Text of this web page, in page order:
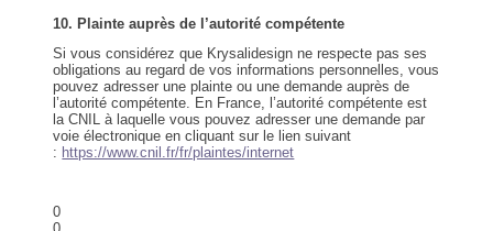
10. Plainte auprès de l’autorité compétente
Si vous considérez que Krysalidesign ne respecte pas ses
obligations au regard de vos informations personnelles, vous
pouvez adresser une plainte ou une demande auprès de
l’autorité compétente. En France, l’autorité compétente est
la CNIL à laquelle vous pouvez adresser une demande par
voie électronique en cliquant sur le lien suivant
: https://www.cnil.fr/fr/plaintes/internet
0